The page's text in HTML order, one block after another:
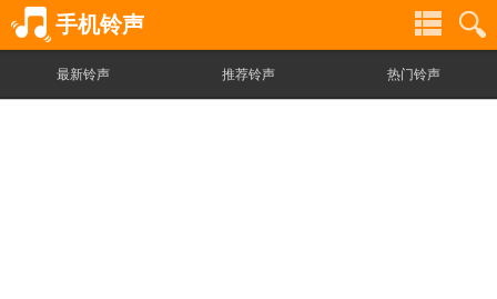
手机铃声
最新铃声 推荐铃声 热门铃声